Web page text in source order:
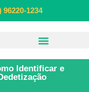
96220-1234
Identificar e